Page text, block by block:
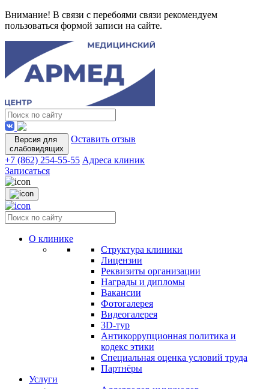
Внимание! В связи с перебоями связи рекомендуем
пользоваться формой записи на сайте.
Версия для
слабовидящих
Оставить отзыв
+7 (862) 254-55-55 Адреса клиник
Записаться
О клинике
Структура клиники
Лицензии
Реквизиты организации
Награды и дипломы
Вакансии
Фотогалерея
Видеогалерея
3D-тур
Антикоррупционная политика и
кодекс этики
Специальная оценка условий труда
Партнёры
Услуги